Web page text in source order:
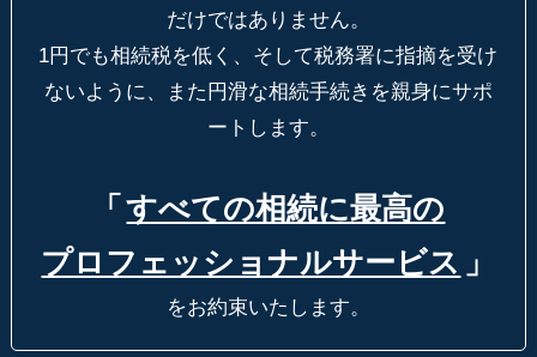
だけではありません。
1円でも相続税を低く、そして税務署に指摘を受け
ないように、
また円滑な相続手続きを親身にサポ
ートします。
「 すべての相続に最高の
プロフェッショナルサービス 」
をお約束いたします。